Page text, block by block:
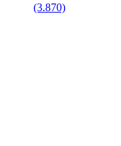
(3.870)